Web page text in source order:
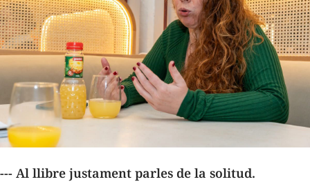
--- Al llibre justament parles de la solitud.